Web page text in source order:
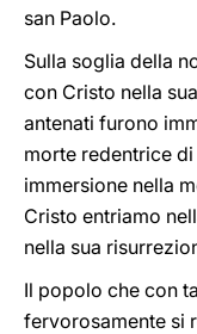
san Paolo.
Sulla soglia della
con Cristo nella
antenati furono
morte redentrice
immersione nella
Cristo entriamo
nella sua
Il popolo che con
fervorosamente si